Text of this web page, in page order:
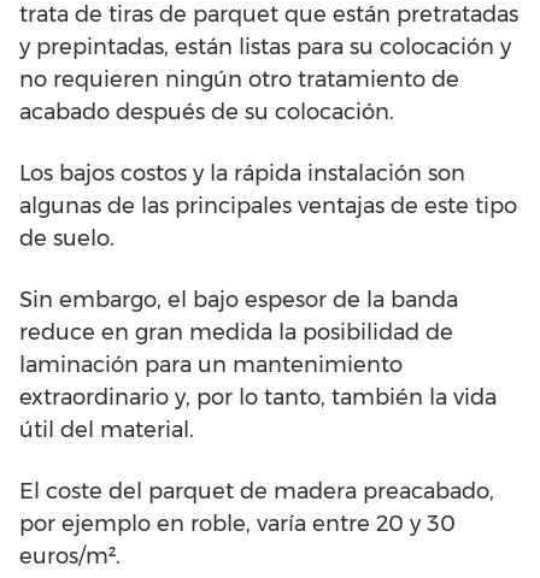
trata de tiras de parquet que están pretratadas
y prepintadas, están listas para su colocación y
no requieren ningún otro tratamiento de
acabado después de su colocación.
Los bajos costos y la rápida instalación son
algunas de las principales ventajas de este tipo
de suelo.
Sin embargo, el bajo espesor de la banda
reduce en gran medida la posibilidad de
laminación para un mantenimiento
extraordinario y, por lo tanto, también la vida
útil del material.
El coste del parquet de madera preacabado,
por ejemplo en roble, varía entre 20 y 30
euros/m².